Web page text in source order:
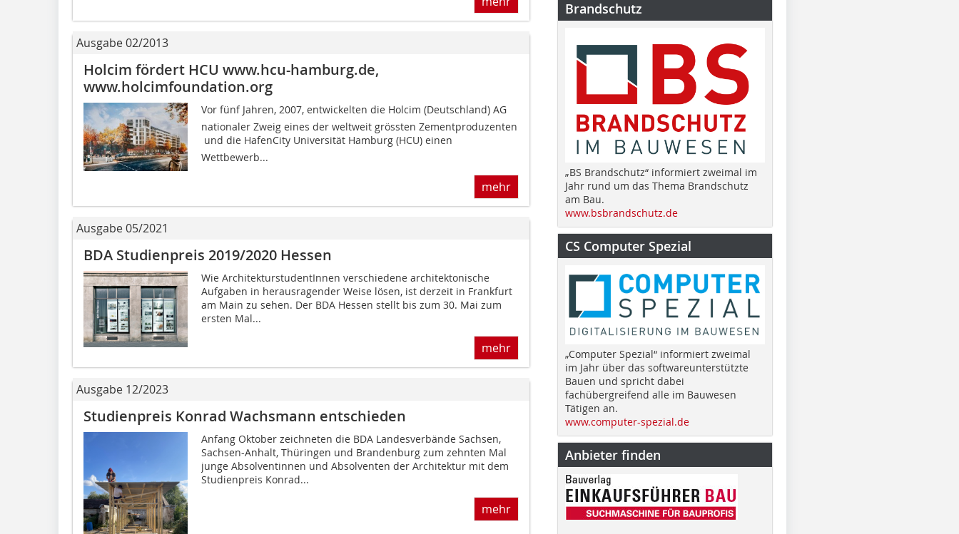
Ausgabe 02/2013
Holcim fördert HCU www.hcu-hamburg.de,
www.holcimfoundation.org
Vor fünf Jahren, 2007, entwickelten die Holcim (Deutschland) AG 
nationaler Zweig eines der weltweit grössten Zementproduzenten
 und die HafenCity Universität Hamburg (HCU) einen
Wettbewerb...
mehr
Ausgabe 05/2021
BDA Studienpreis 2019/2020 Hessen
Wie ArchitekturstudentInnen verschiedene architektonische
Aufgaben in herausragender Weise lösen, ist derzeit in Frankfurt
am Main zu sehen. Der BDA Hessen stellt bis zum 30. Mai zum
ersten Mal...
mehr
Ausgabe 12/2023
Studienpreis Konrad Wachsmann entschieden
Anfang Oktober zeichneten die BDA Landesverbände Sachsen,
Sachsen-Anhalt, Thüringen und Brandenburg zum zehnten Mal
junge Absolventinnen und Absolventen der Architektur mit dem
Studienpreis Konrad...
mehr
Brandschutz
„BS Brandschutz“ informiert zweimal im
Jahr rund um das Thema Brandschutz
am Bau.
www.bsbrandschutz.de
CS Computer Spezial
„Computer Spezial“ informiert zweimal
im Jahr über das softwareunterstützte
Bauen und spricht dabei
fachübergreifend alle im Bauwesen
Tätigen an.
www.computer-spezial.de
Anbieter finden